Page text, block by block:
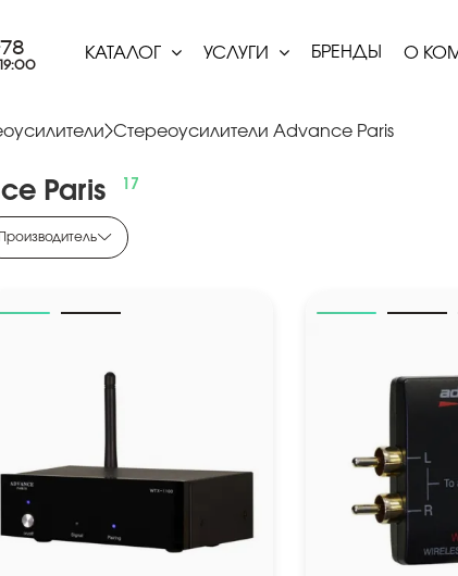
КАТАЛОГ УСЛУГИ БРЕНДЫ О
Стереоусилители Advance Paris
Paris
Производитель